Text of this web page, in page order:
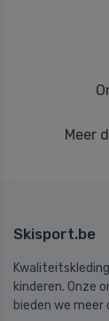
Meer
Skisport.be
kinderen. Onze
bieden we